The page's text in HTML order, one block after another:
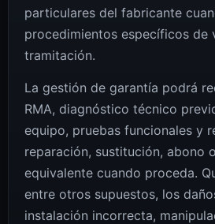
particulares del fabricante
procedimientos específicos de
tramitación.
La gestión de garantía podrá
RMA, diagnóstico técnico
equipo, pruebas funcionales y
reparación, sustitución, abono
equivalente cuando proceda.
entre otros supuestos, los
instalación incorrecta,